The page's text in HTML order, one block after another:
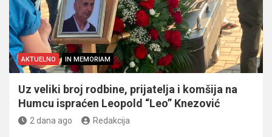
AKTUELNO IN MEMORIAM
Uz veliki broj rodbine, prijatelja i komšija na
Humcu ispraćen Leopold “Leo” Knezović
2 dana ago Redakcija